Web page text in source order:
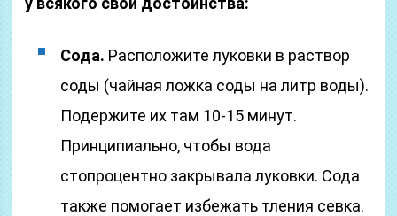
Сода. Расположите луковки в раствор
соды (чайная ложка соды на литр воды).
Подержите их там 10-15 минут.
Принципиально, чтобы вода
стопроцентно закрывала луковки. Сода
также помогает избежать тления севка.